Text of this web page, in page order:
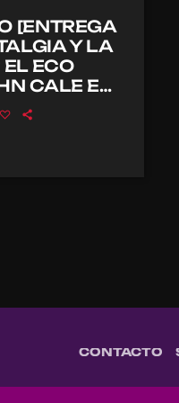
[ENTREGA
Y LA
ECO
CALE EN
CONTACTO